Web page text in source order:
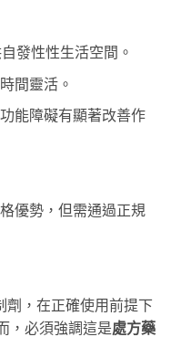
發性性生活空間。
間靈活。
能障礙有顯著改善作
優勢，但需通過正規
劑，在正確使用前提下
，必須強調這是處方藥